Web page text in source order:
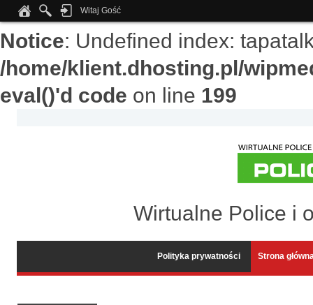
Notice: Undefined index:
/home/klient.dhosting.pl/
eval()'d code on line 199
Witaj Gość
Wirtualne Police i
Polityka prywatności Strona